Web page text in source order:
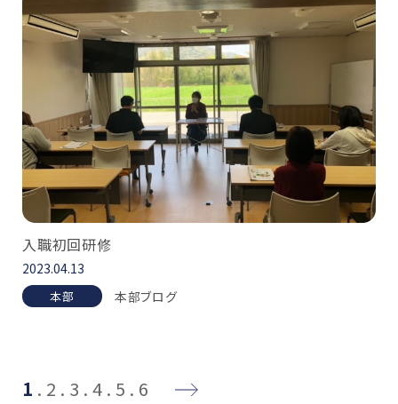
入職初回研修
2023.04.13
本部 本部ブログ
1 2 3 4 5 6 →